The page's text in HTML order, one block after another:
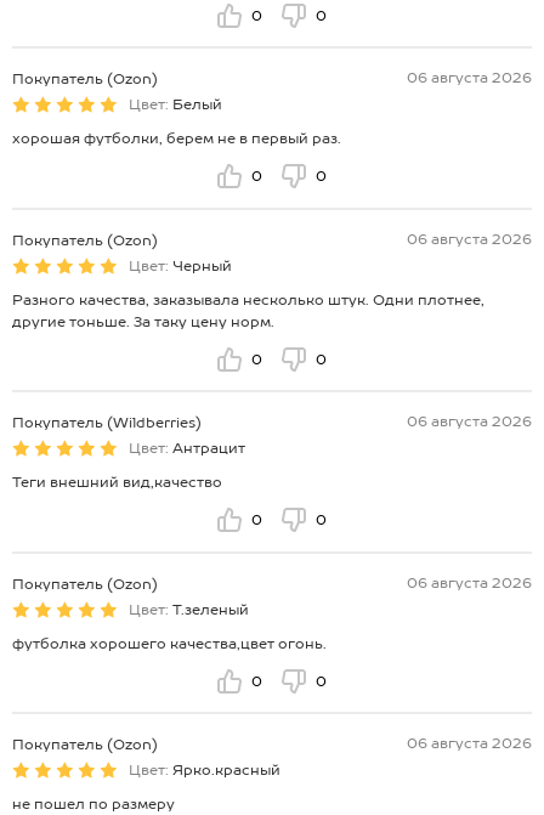
0 0
Покупатель (Ozon)
06 августа 2026
Цвет: Белый
хорошая футболки, берем не в первый раз.
0 0
Покупатель (Ozon)
06 августа 2026
Цвет: Черный
Разного качества, заказывала несколько штук. Одни плотнее,
другие тоньше. За таку цену норм.
0 0
Покупатель (Wildberries)
06 августа 2026
Цвет: Антрацит
Теги внешний вид,качество
0 0
Покупатель (Ozon)
06 августа 2026
Цвет: Т.зеленый
футболка хорошего качества,цвет огонь.
0 0
Покупатель (Ozon)
06 августа 2026
Цвет: Ярко.красный
не пошел по размеру